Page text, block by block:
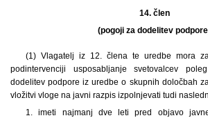
14. člen
(pogoji za dodelitev
(1) Vlagatelj iz 12. člena te uredbe mora
podintervenciji usposabljanje svetovalcev
dodelitev podpore iz uredbe o skupnih določbah
vložitvi vloge na javni razpis izpolnjevati tudi
1. imeti najmanj dve leti pred objavo